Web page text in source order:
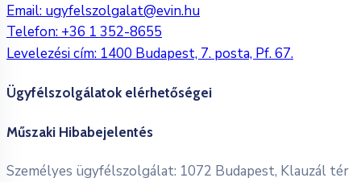
Email: ugyfelszolgalat@evin.hu
Telefon: +36 1 352-8655
Levelezési cím: 1400 Budapest, 7. posta, Pf. 67.
Ügyfélszolgálatok elérhetőségei
Műszaki Hibabejelentés
Személyes ügyfélszolgálat: 1072 Budapest, Klauzál tér